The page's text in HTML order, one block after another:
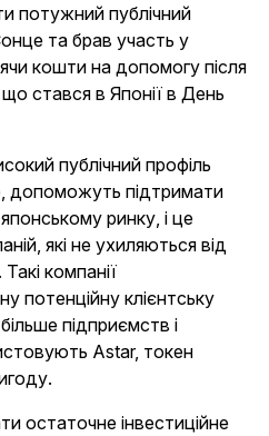
потужний публічний
та брав участь у
кошти на допомогу після
стався в Японії в День
публічний профіль
допоможуть підтримати
ринку, і це
які не ухиляються від
компанії
потенційну клієнтську
підприємств і
Astar, токен
остаточне інвестиційне